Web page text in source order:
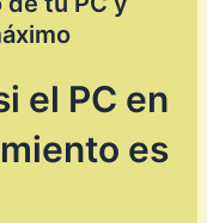
el PC en
es